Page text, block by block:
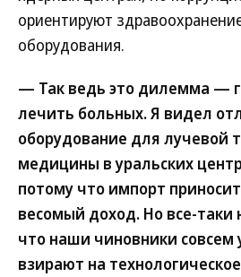
ориентируют
оборудования.
— Так ведь это дилемма —
лечить больных. Я видел
оборудование для лучевой
медицины в уральских
потому что импорт
весомый доход. Но все-таки
что наши чиновники
взирают на